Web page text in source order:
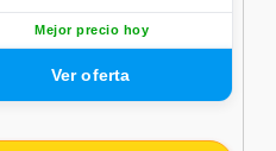
Mejor precio hoy